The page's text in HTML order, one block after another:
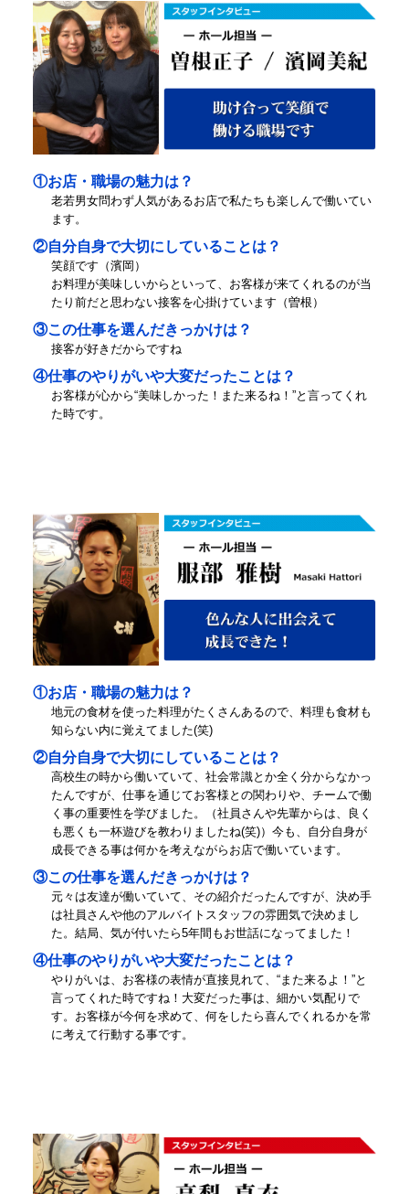
①お店・職場の魅力は？
老若男女問わず人気があるお店で私たちも楽しんで働いてい
ます。
②自分自身で大切にしていることは？
笑顔です（濱岡）
お料理が美味しいからといって、お客様が来てくれるのが当
たり前だと思わない接客を心掛けています（曽根）
③この仕事を選んだきっかけは？
接客が好きだからですね
④仕事のやりがいや大変だったことは？
お客様が心から“美味しかった！また来るね！”と言ってくれ
た時です。
①お店・職場の魅力は？
地元の食材を使った料理がたくさんあるので、料理も食材も
知らない内に覚えてました(笑)
②自分自身で大切にしていることは？
高校生の時から働いていて、社会常識とか全く分からなかっ
たんですが、仕事を通じてお客様との関わりや、チームで働
く事の重要性を学びました。（社員さんや先輩からは、良く
も悪くも一杯遊びを教わりましたね(笑)）今も、自分自身が
成長できる事は何かを考えながらお店で働いています。
③この仕事を選んだきっかけは？
元々は友達が働いていて、その紹介だったんですが、決め手
は社員さんや他のアルバイトスタッフの雰囲気で決めまし
た。結局、気が付いたら5年間もお世話になってました！
④仕事のやりがいや大変だったことは？
やりがいは、お客様の表情が直接見れて、“また来るよ！”と
言ってくれた時ですね！大変だった事は、細かい気配りで
す。お客様が今何を求めて、何をしたら喜んでくれるかを常
に考えて行動する事です。